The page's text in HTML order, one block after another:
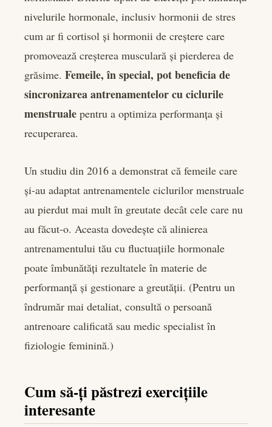
nivelurile hormonale, inclusiv hormonii de stres
cum ar fi cortisol și hormonii de creștere care
promovează creșterea musculară și pierderea de
grăsime. Femeile, în special, pot beneficia de
sincronizarea antrenamentelor cu ciclurile
menstruale pentru a optimiza performanța și
recuperarea.
Un studiu din 2016 a demonstrat că femeile care
și-au adaptat antrenamentele ciclurilor menstruale
au pierdut mai mult în greutate decât cele care nu
au făcut-o. Aceasta dovedește că alinierea
antrenamentului tău cu fluctuațiile hormonale
poate îmbunătăți rezultatele în materie de
performanță și gestionare a greutății. (Pentru un
îndrumăr mai detaliat, consultă o persoană
antrenoare calificată sau medic specialist în
fiziologie feminină.)
Cum să-ți păstrezi exercițiile
interesante